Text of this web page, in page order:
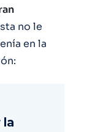
no le
en la
la